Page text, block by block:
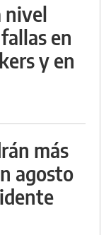
nivel
en
y en
más
agosto